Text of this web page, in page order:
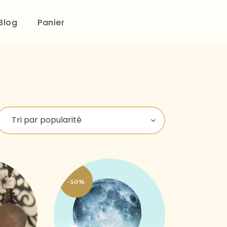
Panier
-50%